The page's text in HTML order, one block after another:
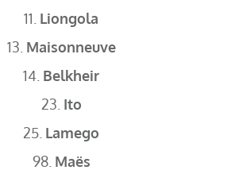
11. Liongola
13. Maisonneuve
14. Belkheir
23. Ito
25. Lamego
98. Maës